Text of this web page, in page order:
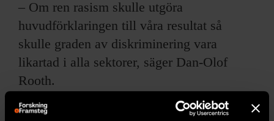
– Om ren rasism skulle utgöra
huvudförklaringen till våra resultat så
skulle graden av diskriminering vara
likartad i alla sektorer, säger Dan-Olof
Rooth.
– Men eftersom vi ser skillnader mellan